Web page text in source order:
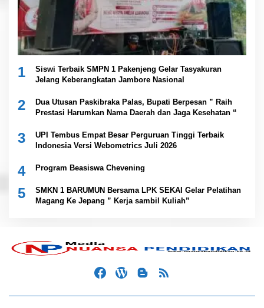
1
Siswi Terbaik SMPN 1 Pakenjeng Gelar Tasyakuran
Jelang Keberangkatan Jambore Nasional
2
Dua Utusan Paskibraka Palas, Bupati Berpesan ” Raih
Prestasi Harumkan Nama Daerah dan Jaga Kesehatan “
3
UPI Tembus Empat Besar Perguruan Tinggi Terbaik
Indonesia Versi Webometrics Juli 2026
4 Program Beasiswa Chevening
5
SMKN 1 BARUMUN Bersama LPK SEKAI Gelar Pelatihan
Magang Ke Jepang ” Kerja sambil Kuliah”